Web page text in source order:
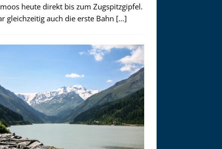
heute direkt bis zum Zugspitzgipfel.
gleichzeitig auch die erste Bahn […]